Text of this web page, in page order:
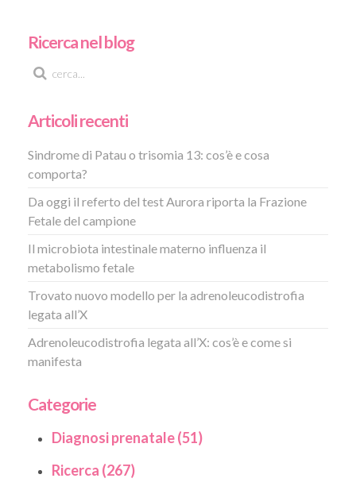
Ricerca nel blog
Articoli recenti
Sindrome di Patau o trisomia 13: cos’è e cosa
comporta?
Da oggi il referto del test Aurora riporta la Frazione
Fetale del campione
Il microbiota intestinale materno influenza il
metabolismo fetale
Trovato nuovo modello per la adrenoleucodistrofia
legata all’X
Adrenoleucodistrofia legata all’X: cos’è e come si
manifesta
Categorie
Diagnosi prenatale (51)
Ricerca (267)